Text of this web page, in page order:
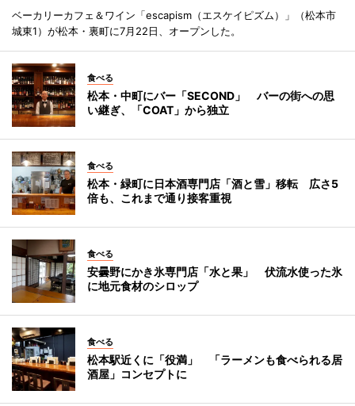
ベーカリーカフェ＆ワイン「escapism（エスケイピズム）」（松本市
城東1）が松本・裏町に7月22日、オープンした。
食べる
松本・中町にバー「SECOND」 バーの街への思
い継ぎ、「COAT」から独立
食べる
松本・緑町に日本酒専門店「酒と雪」移転 広さ5
倍も、これまで通り接客重視
食べる
安曇野にかき氷専門店「水と果」 伏流水使った氷
に地元食材のシロップ
食べる
松本駅近くに「役満」 「ラーメンも食べられる居
酒屋」コンセプトに